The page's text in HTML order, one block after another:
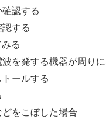
認する
する
る
を発する機器が周り
ールする
をこぼした場合